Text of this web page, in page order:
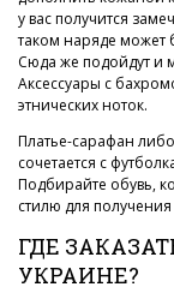
у вас получится
таком наряде может
Сюда же подойдут и
Аксессуары с
этнических ноток.
Платье-сарафан
сочетается с
Подбирайте обувь,
стилю для
ГДЕ
УКРАИНЕ?